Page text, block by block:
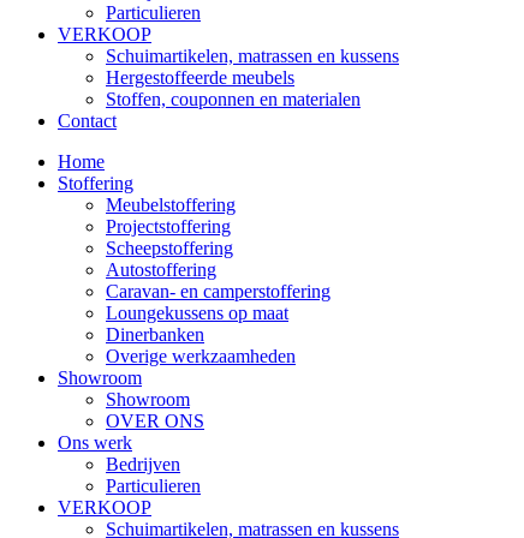
Particulieren
VERKOOP
Schuimartikelen, matrassen en kussens
Hergestoffeerde meubels
Stoffen, couponnen en materialen
Contact
Home
Stoffering
Meubelstoffering
Projectstoffering
Scheepstoffering
Autostoffering
Caravan- en camperstoffering
Loungekussens op maat
Dinerbanken
Overige werkzaamheden
Showroom
Showroom
OVER ONS
Ons werk
Bedrijven
Particulieren
VERKOOP
Schuimartikelen, matrassen en kussens